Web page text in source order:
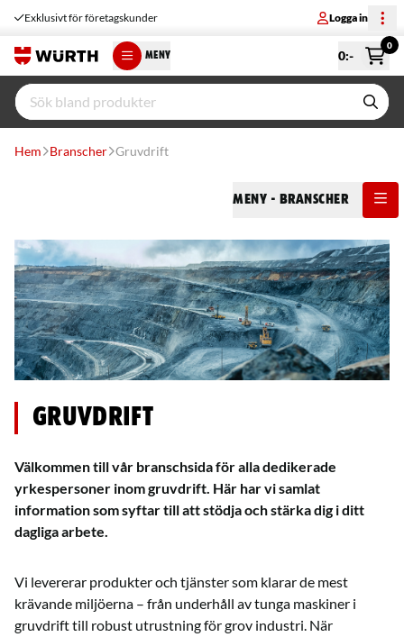
Exklusivt för företagskunder Logga in
MENY 0:-
0
Hem Branscher Gruvdrift
Meny - Branscher
Gruvdrift
Välkommen till vår branschsida för alla dedikerade
yrkespersoner inom gruvdrift. Här har vi samlat
information som syftar till att stödja och stärka dig i ditt
dagliga arbete.
Vi levererar produkter och tjänster som klarar de mest
krävande miljöerna – från underhåll av tunga maskiner i
gruvdrift till robust utrustning för grov industri. När